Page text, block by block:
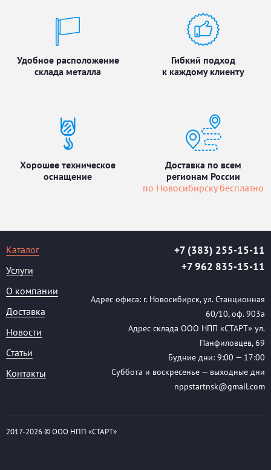
Удобное расположение
склада металла
Гибкий подход
к каждому клиенту
Хорошее техническое
оснащение
Доставка по всем
регионам России
по Новосибирску бесплатно
Каталог
Услуги
О компании
Доставка
Новости
Статьи
Контакты
+7 (383) 255-15-11
+7 962 835-15-11
Адрес офиса: г. Новосибирск, ул. Станционная
60/10, оф. 903а
Адрес склада ООО НПП «СТАРТ» ул.
Панфиловцев, 69
Будние дни: 9:00 — 17:00
Суббота и воскресенье — выходные дни
nppstartnsk@gmail.com
2017-2026 © ООО НПП «СТАРТ»